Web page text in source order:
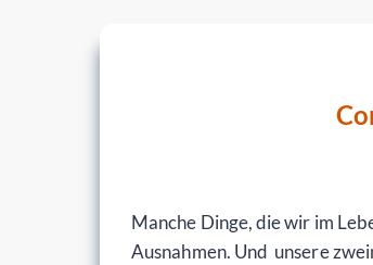
Manche Dinge, die wir im
Ausnahmen. Und unsere